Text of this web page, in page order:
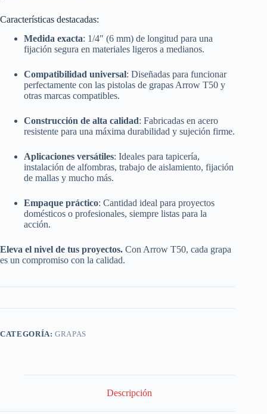
Características destacadas:
Medida exacta: 1/4″ (6 mm) de longitud para una
fijación segura en materiales ligeros a medianos.
Compatibilidad universal: Diseñadas para funcionar
perfectamente con las pistolas de grapas Arrow T50 y
otras marcas compatibles.
Construcción de alta calidad: Fabricadas en acero
resistente para una máxima durabilidad y sujeción firme.
Aplicaciones versátiles: Ideales para tapicería,
instalación de alfombras, trabajo de aislamiento, fijación
de mallas y mucho más.
Empaque práctico: Cantidad ideal para proyectos
domésticos o profesionales, siempre listas para la
acción.
Eleva el nivel de tus proyectos. Con Arrow T50, cada grapa
es un compromiso con la calidad.
CATEGORÍA:GRAPAS
Descripción